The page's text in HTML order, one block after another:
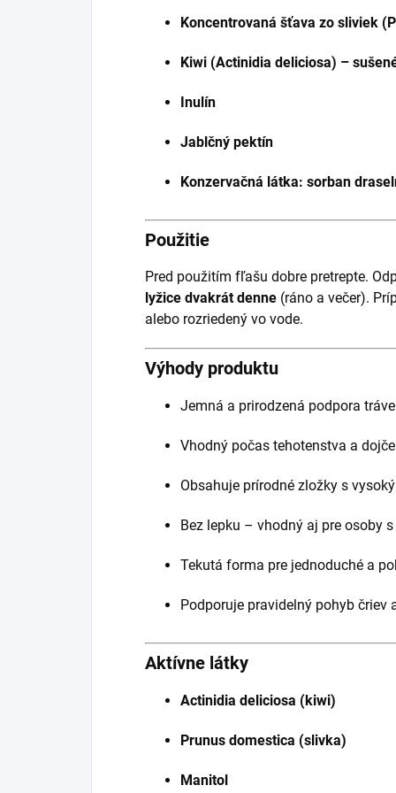
Koncentrovaná šťava zo sliviek
Kiwi (Actinidia deliciosa) –
Inulín
Jablčný pektín
Konzervačná látka: sorban
Použitie
Pred použitím fľašu dobre pretrepte.
lyžice dvakrát denne (ráno a večer).
alebo rozriedený vo vode.
Výhody produktu
Jemná a prirodzená podpora
Vhodný počas tehotenstva a
Obsahuje prírodné zložky s
Bez lepku – vhodný aj pre osoby
Tekutá forma pre jednoduché a
Podporuje pravidelný pohyb čriev
Aktívne látky
Actinidia deliciosa (kiwi)
Prunus domestica (slivka)
Manitol